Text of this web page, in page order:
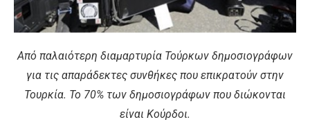
Από παλαιότερη διαμαρτυρία Τούρκων δημοσιογράφων
για τις απαράδεκτες συνθήκες που επικρατούν στην
Τουρκία. Το 70% των δημοσιογράφων που διώκονται
είναι Κούρδοι.